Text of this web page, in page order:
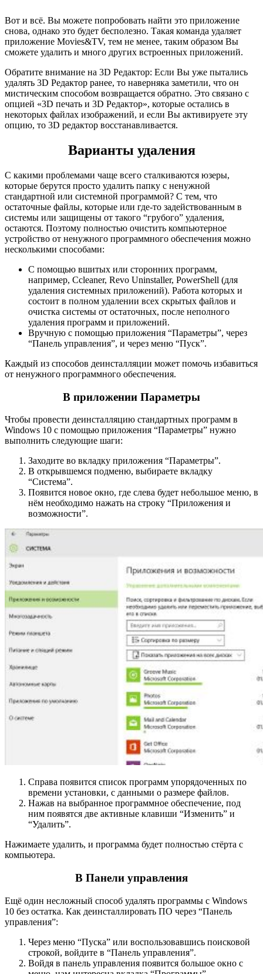
Вот и всё. Вы можете попробовать найти это приложение
снова, однако это будет бесполезно. Такая команда удаляет
приложение Movies&TV, тем не менее, таким образом Вы
сможете удалить и много других встроенных приложений.
Обратите внимание на 3D Редактор: Если Вы уже пытались
удалять 3D Редактор ранее, то наверняка заметили, что он
мистическим способом возвращается обратно. Это связано с
опцией «3D печать и 3D Редактор», которые остались в
некоторых файлах изображений, и если Вы активируете эту
опцию, то 3D редактор восстанавливается.
Варианты удаления
С какими проблемами чаще всего сталкиваются юзеры,
которые берутся просто удалить папку с ненужной
стандартной или системной программой? С тем, что
остаточные файлы, которые или где-то задействованным в
системы или защищены от такого “грубого” удаления,
остаются. Поэтому полностью очистить компьютерное
устройство от ненужного программного обеспечения можно
несколькими способами:
С помощью вшитых или сторонних программ,
например, Ccleaner, Revo Uninstaller, PowerShell (для
удаления системных приложений). Работа которых и
состоит в полном удалении всех скрытых файлов и
очистка системы от остаточных, после неполного
удаления программ и приложений.
Вручную с помощью приложения “Параметры”, через
“Панель управления”, и через меню “Пуск”.
Каждый из способов деинсталляции может помочь избавиться
от ненужного программного обеспечения.
В приложении Параметры
Чтобы провести деинсталляцию стандартных программ в
Windows 10 с помощью приложения “Параметры” нужно
выполнить следующие шаги:
Заходите во вкладку приложения “Параметры”.
В открывшемся подменю, выбираете вкладку
“Система”.
Появится новое окно, где слева будет небольшое меню, в
нём необходимо нажать на строку “Приложения и
возможности”.
Справа появится список программ упорядоченных по
времени установки, с данными о размере файлов.
Нажав на выбранное программное обеспечение, под
ним появятся две активные клавиши “Изменить” и
“Удалить”.
Нажимаете удалить, и программа будет полностью стёрта с
компьютера.
В Панели управления
Ещё один несложный способ удалять программы с Windows
10 без остатка. Как деинсталлировать ПО через “Панель
управления”:
Через меню “Пуска” или воспользовавшись поисковой
строкой, войдите в “Панель управления”.
Войдя в панель управления появится большое окно с